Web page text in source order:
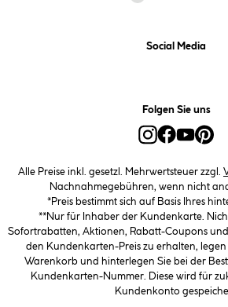
Social Media
Folgen Sie uns
Alle Preise inkl. gesetzl. Mehrwertsteuer zzgl.
Nachnahmegebühren, wenn nicht
*Preis bestimmt sich auf Basis Ihres
**Nur für Inhaber der Kundenkarte.
Sofortrabatten, Aktionen, Rabatt-Coupons
den Kundenkarten-Preis zu erhalten,
Warenkorb und hinterlegen Sie bei der
Kundenkarten-Nummer. Diese wird für
Kundenkonto